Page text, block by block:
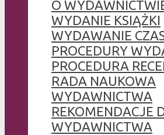
O
WYDANIE KSIĄŻKI
WYDAWANIE
PROCEDURY
PROCEDURA
RADA NAUKOWA
WYDAWNICTWA
REKOMENDACJE
WYDAWNICTWA